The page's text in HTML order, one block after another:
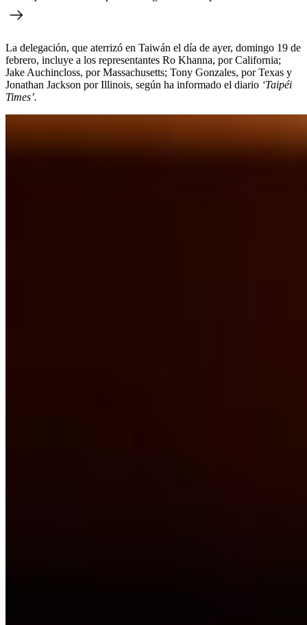
La delegación, que aterrizó en Taiwán el día de ayer, domingo 19 de
febrero, incluye a los representantes Ro Khanna, por California;
Jake Auchincloss, por Massachusetts; Tony Gonzales, por Texas y
Jonathan Jackson por Illinois, según ha informado el diario ‘Taipéi
Times’.